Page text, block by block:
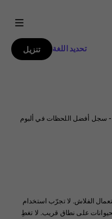
تحديد اللغة تنزيل
- سجل أفضل اللحظات في ألبوم
الفلاش. لا تجرّب استخدام
على نطاق قريب. لا تغطِ